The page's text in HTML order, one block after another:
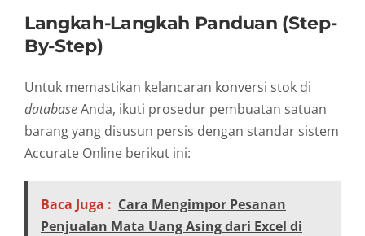
Langkah-Langkah Panduan (Step-
By-Step)
Untuk memastikan kelancaran konversi stok di
databaseAnda, ikuti prosedur pembuatan satuan
barang yang disusun persis dengan standar sistem
Accurate Online berikut ini:
Baca Juga : Cara Mengimpor Pesanan
Penjualan Mata Uang Asing dari Excel di